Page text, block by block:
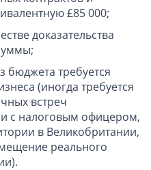
£85 000;
доказательства
бюджета требуется
(иногда требуется
встреч
с налоговым офицером,
в Великобритании,
реального